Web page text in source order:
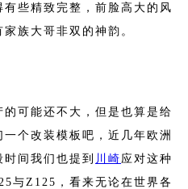
些精致完整，前脸高大的风
族大哥非双的神韵。
可能还不大，但是也算是给
个改装模板吧，近几年欧洲
间我们也提到 川崎 应对这种
与Z125，看来无论在世界各